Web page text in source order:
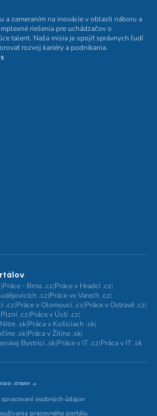
zameraním na inovácie v oblasti náboru a
riešenia pre uchádzačov o
talent. Naša misia je spojiť správnych ľudí
rozvoj kariéry a podnikania.
|Práce - Brno .cz|Práce v Hradci .cz|
.cz|Práce ve Varech .cz|
.cz|Práce v Olomouci .cz|Práce v Ostravě .cz|
.cz|Práce v Ústí .cz|
.sk|Práca v Košiciach .sk|
.sk|Práca v Žiline .sk|
Bystrici .sk|Práce v IT .cz|Práca v IT .sk
osobných údajov
pracovného portálu